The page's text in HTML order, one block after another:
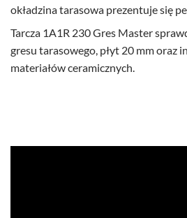
okładzina tarasowa prezentuje się
Tarcza 1A1R 230 Gres Master
gresu tarasowego, płyt 20 mm oraz
materiałów ceramicznych.